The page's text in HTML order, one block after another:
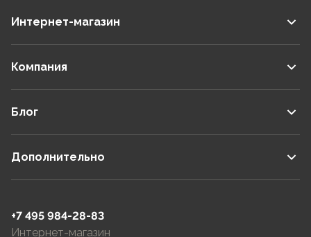
Интернет-магазин
Компания
Блог
Дополнительно
+7 495 984-28-83
Интернет-магазин